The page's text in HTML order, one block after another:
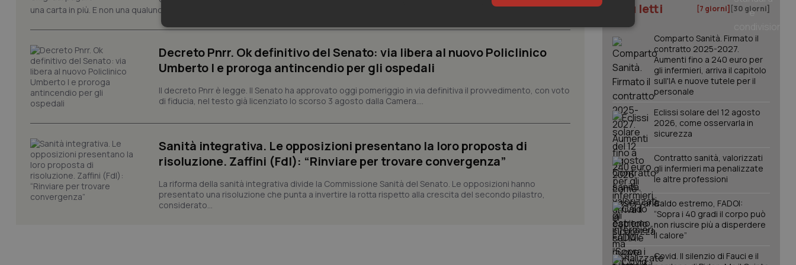
una carta in più. E non una qualunque. Ha depositato un documento di dieci pagine, ricevuto...
Decreto Pnrr. Ok definitivo del Senato: via libera al nuovo Policlinico
Umberto I e proroga antincendio per gli ospedali
Il decreto Pnrr è legge. Il Senato ha approvato oggi pomeriggio in via definitiva il provvedimento, con voto
di fiducia, nel testo già licenziato lo scorso 3 agosto dalla Camera....
Sanità integrativa. Le opposizioni presentano la loro proposta di
risoluzione. Zaffini (FdI): “Rinviare per trovare convergenza”
La riforma della sanità integrativa divide la Commissione Sanità del Senato. Le opposizioni hanno
presentato una risoluzione che punta a invertire la rotta rispetto alla crescita del secondo pilastro,
considerato...
I più letti [7 giorni] [30 giorni]
Comparto Sanità. Firmato il
contratto 2025-2027.
Aumenti fino a 240 euro per
gli infermieri, arriva il capitolo
sull'IA e nuove tutele per il
personale
Eclissi solare del 12 agosto
2026, come osservarla in
sicurezza
Contratto sanità, valorizzati
gli infermieri ma penalizzate
le altre professioni
Caldo estremo, FADOI:
“Sopra i 40 gradi il corpo può
non riuscire più a disperdere
il calore”
Covid. Il silenzio di Fauci e il
Necessari Statistici Marketing
e l'accesso alle aree protette del sito. Il sito web non è in grado di funzionare correttamente senza questi cookie.
Nome
Fornitore/Dominio Scadenza
Descrizione
VISITOR_PRIVACY_METADATA
.youtube.com
5 mesi 4
settimane
scelte di consenso e privacy dell'utente per la loro
interazione con il sito. Registra i dati sul consenso